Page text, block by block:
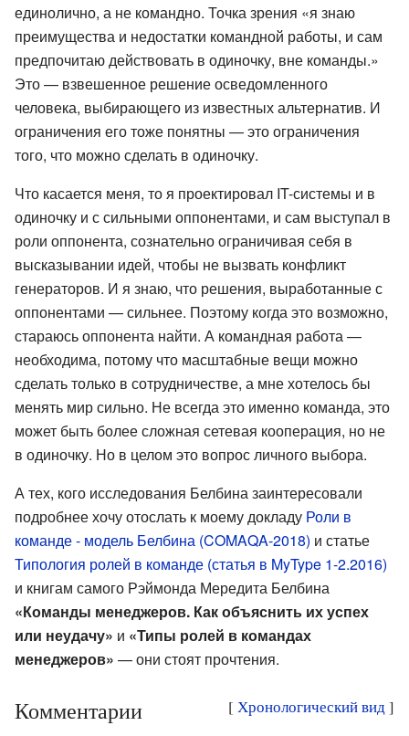
единолично, а не командно. Точка зрения «я знаю
преимущества и недостатки командной работы, и сам
предпочитаю действовать в одиночку, вне команды.»
Это — взвешенное решение осведомленного
человека, выбирающего из известных альтернатив. И
ограничения его тоже понятны — это ограничения
того, что можно сделать в одиночку.
Что касается меня, то я проектировал IT-системы и в
одиночку и с сильными оппонентами, и сам выступал в
роли оппонента, сознательно ограничивая себя в
высказывании идей, чтобы не вызвать конфликт
генераторов. И я знаю, что решения, выработанные с
оппонентами — сильнее. Поэтому когда это возможно,
стараюсь оппонента найти. А командная работа —
необходима, потому что масштабные вещи можно
сделать только в сотрудничестве, а мне хотелось бы
менять мир сильно. Не всегда это именно команда, это
может быть более сложная сетевая кооперация, но не
в одиночку. Но в целом это вопрос личного выбора.
А тех, кого исследования Белбина заинтересовали
подробнее хочу отослать к моему докладу Роли в
команде - модель Белбина (COMAQA-2018) и статье
Типология ролей в команде (статья в MyType 1-2.2016)
и книгам самого Рэймонда Мередита Белбина
«Команды менеджеров. Как объяснить их успех
или неудачу» и «Типы ролей в командах
менеджеров» — они стоят прочтения.
[ Хронологический вид]
Комментарии